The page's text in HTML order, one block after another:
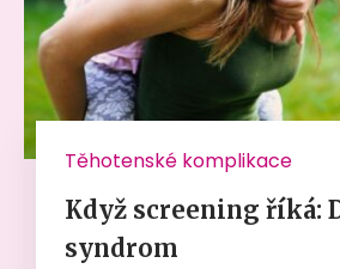
Těhotenské komplikace
Když screening říká:
syndrom